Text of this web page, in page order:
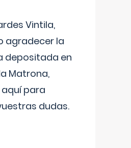
Vintila,
agradecer la
depositada en
Matrona,
para
dudas.